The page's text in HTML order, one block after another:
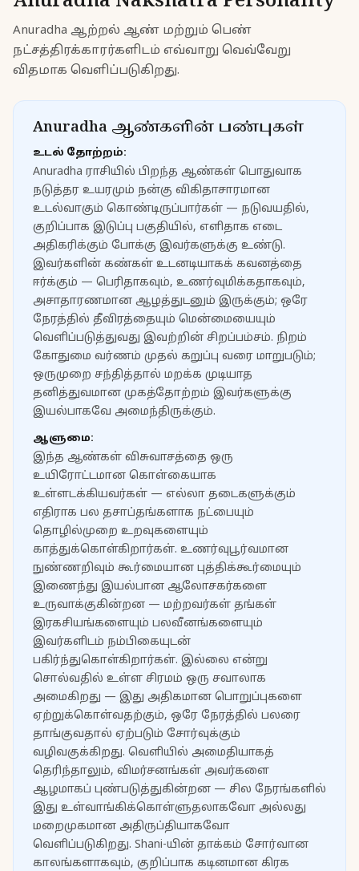
Anuradha ஆற்றல் ஆண் மற்றும் பெண்
நட்சத்திரக்காரர்களிடம் எவ்வாறு வெவ்வேறு
விதமாக வெளிப்படுகிறது.
Anuradha ஆண்களின் பண்புகள்
உடல் தோற்றம்:
Anuradha ராசியில் பிறந்த ஆண்கள் பொதுவாக
நடுத்தர உயரமும் நன்கு விகிதாசாரமான
உடல்வாகும் கொண்டிருப்பார்கள் — நடுவயதில்,
குறிப்பாக இடுப்பு பகுதியில், எளிதாக எடை
அதிகரிக்கும் போக்கு இவர்களுக்கு உண்டு.
இவர்களின் கண்கள் உடனடியாகக் கவனத்தை
ஈர்க்கும் — பெரிதாகவும், உணர்வுமிக்கதாகவும்,
அசாதாரணமான ஆழத்துடனும் இருக்கும்; ஒரே
நேரத்தில் தீவிரத்தையும் மென்மையையும்
வெளிப்படுத்துவது இவற்றின் சிறப்பம்சம். நிறம்
கோதுமை வர்ணம் முதல் கறுப்பு வரை மாறுபடும்;
ஒருமுறை சந்தித்தால் மறக்க முடியாத
தனித்துவமான முகத்தோற்றம் இவர்களுக்கு
இயல்பாகவே அமைந்திருக்கும்.
ஆளுமை:
இந்த ஆண்கள் விசுவாசத்தை ஒரு
உயிரோட்டமான கொள்கையாக
உள்ளடக்கியவர்கள் — எல்லா தடைகளுக்கும்
எதிராக பல தசாப்தங்களாக நட்பையும்
தொழில்முறை உறவுகளையும்
காத்துக்கொள்கிறார்கள். உணர்வுபூர்வமான
நுண்ணறிவும் கூர்மையான புத்திக்கூர்மையும்
இணைந்து இயல்பான ஆலோசகர்களை
உருவாக்குகின்றன — மற்றவர்கள் தங்கள்
இரகசியங்களையும் பலவீனங்களையும்
இவர்களிடம் நம்பிகையுடன்
பகிர்ந்துகொள்கிறார்கள். இல்லை என்று
சொல்வதில் உள்ள சிரமம் ஒரு சவாலாக
அமைகிறது — இது அதிகமான பொறுப்புகளை
ஏற்றுக்கொள்வதற்கும், ஒரே நேரத்தில் பலரை
தாங்குவதால் ஏற்படும் சோர்வுக்கும்
வழிவகுக்கிறது. வெளியில் அமைதியாகத்
தெரிந்தாலும், விமர்சனங்கள் அவர்களை
ஆழமாகப் புண்படுத்துகின்றன — சில நேரங்களில்
இது உள்வாங்கிக்கொள்ளுதலாகவோ அல்லது
மறைமுகமான அதிருப்தியாகவோ
வெளிப்படுகிறது. Shani-யின் தாக்கம் சோர்வான
காலங்களாகவும், குறிப்பாக கடினமான கிரக